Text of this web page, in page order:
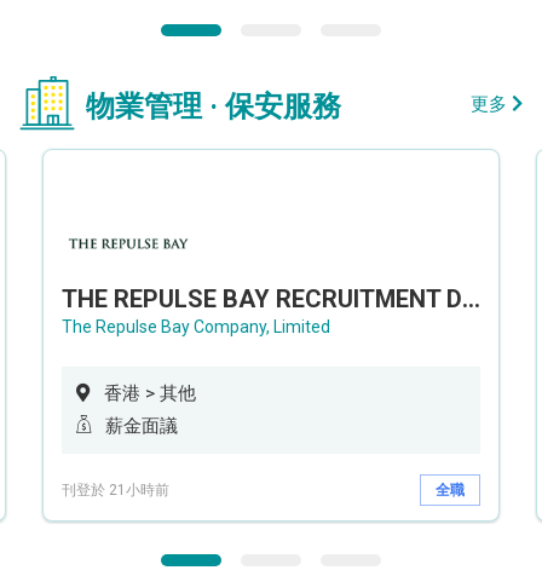
物業管理 · 保安服務 更多
THE REPULSE BAY RECRUITMENT DAY 淺水灣影灣園人才招聘會
The Repulse Bay Company, Limited
香港 > 其他
薪金面議
刊登於 21小時前 全職